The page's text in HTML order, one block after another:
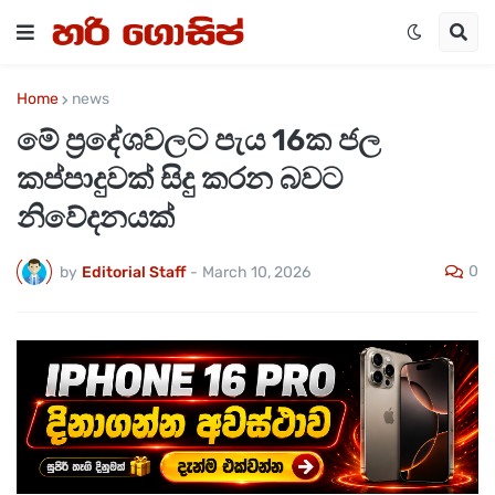
Home news
මේ ප්‍රදේශවලට පැය 16ක ජල
කප්පාදුවක් සිදු කරන බවට
නිවේදනයක්
by Editorial Staff - March 10, 2026 0